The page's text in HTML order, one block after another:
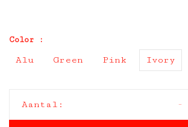
Color :
Alu Green Pink Ivory
Aantal: -